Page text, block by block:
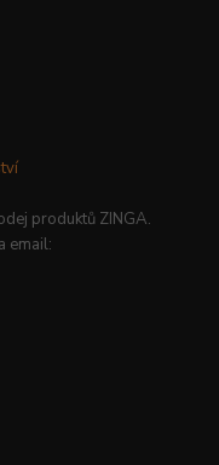
produktů ZINGA.
email: